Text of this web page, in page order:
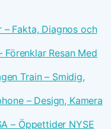
– Fakta, Diagnos och
Resan Med
Train – Smidig,
– Design, Kamera
– Öppettider NYSE